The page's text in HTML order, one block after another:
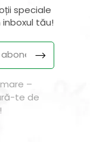
speciale
tău!
–
te de